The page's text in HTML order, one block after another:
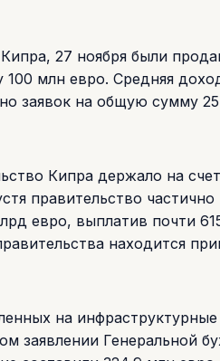
27 ноября были
млн евро. Средняя
заявок на общую сумму
Кипра держало на
правительство
евро, выплатив почти
находится
на
заявлении Генеральной